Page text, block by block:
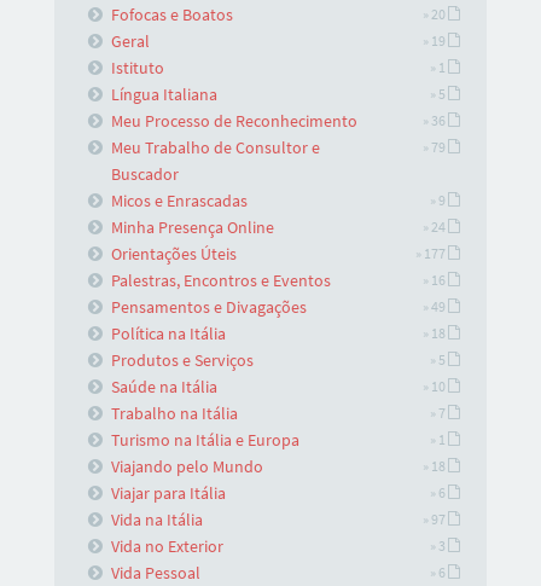
Fofocas e Boatos » 20
Geral » 19
Istituto » 1
Língua Italiana » 5
Meu Processo de Reconhecimento » 36
Meu Trabalho de Consultor e
Buscador
» 79
Micos e Enrascadas » 9
Minha Presença Online » 24
Orientações Úteis » 177
Palestras, Encontros e Eventos » 16
Pensamentos e Divagações » 49
Política na Itália » 18
Produtos e Serviços » 5
Saúde na Itália » 10
Trabalho na Itália » 7
Turismo na Itália e Europa » 1
Viajando pelo Mundo » 18
Viajar para Itália » 6
Vida na Itália » 97
Vida no Exterior » 3
Vida Pessoal » 6